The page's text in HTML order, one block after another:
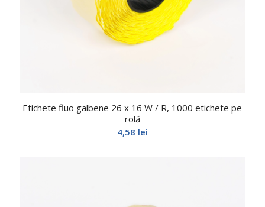
Etichete fluo galbene 26 x 16 W / R, 1000 etichete pe
rolă
4,58 lei